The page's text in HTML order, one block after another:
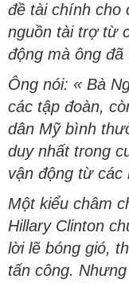
đề tài chính
nguồn tài trợ từ
động mà ông
Ông nói: « Bà
các tập đoàn,
dân Mỹ bình
duy nhất trong
vận động từ
Một kiểu châm
Hillary Clinton
lời lẽ bóng gió,
tấn công.